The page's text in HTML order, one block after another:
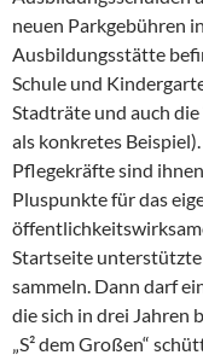
neuen Parkgebühren
Ausbildungsstätte
Schule und
Stadträte und auch die
als konkretes
Pflegekräfte sind
Pluspunkte für das
Startseite unterstützte
sammeln. Dann darf
die sich in drei Jahren
„S² dem Großen“